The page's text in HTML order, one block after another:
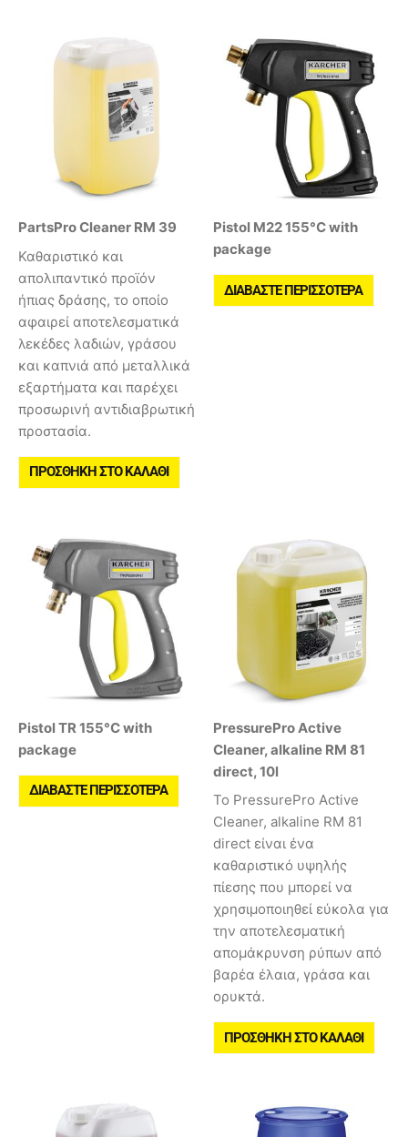
PartsPro Cleaner RM 39
Καθαριστικό και
απολιπαντικό προϊόν
ήπιας δράσης, το οποίο
αφαιρεί αποτελεσματικά
λεκέδες λαδιών, γράσου
και καπνιά από μεταλλικά
εξαρτήματα και παρέχει
προσωρινή αντιδιαβρωτική
προστασία.
ΠΡΟΣΘΉΚΗ ΣΤΟ ΚΑΛΆΘΙ
Pistol M22 155°C with
package
ΔΙΑΒΆΣΤΕ ΠΕΡΙΣΣΌΤΕΡΑ
Pistol TR 155°C with
package
ΔΙΑΒΆΣΤΕ ΠΕΡΙΣΣΌΤΕΡΑ
PressurePro Active
Cleaner, alkaline RM 81
direct, 10l
Το PressurePro Active
Cleaner, alkaline RM 81
direct είναι ένα
καθαριστικό υψηλής
πίεσης που μπορεί να
χρησιμοποιηθεί εύκολα για
την αποτελεσματική
απομάκρυνση ρύπων από
βαρέα έλαια, γράσα και
ορυκτά.
ΠΡΟΣΘΉΚΗ ΣΤΟ ΚΑΛΆΘΙ